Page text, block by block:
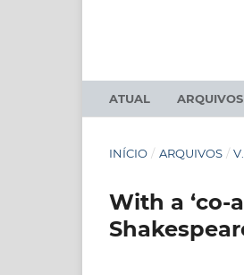
ATUAL ARQUIVOS
INÍCIO / ARQUIVOS /
With a ‘co-